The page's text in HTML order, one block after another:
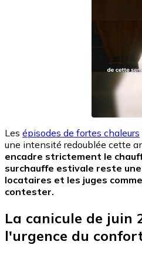
Les épisodes de fortes chaleurs
une intensité redoublée cette
encadre strictement le
surchauffe estivale reste
locataires et les juges
contester.
La canicule de juin
l'urgence du